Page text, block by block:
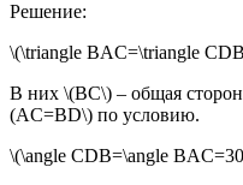
Решение:
\(\triangle BAC=\triangle
В них \(BC\) – общая
(AC=BD\) по условию.
\(\angle CDB=\angle